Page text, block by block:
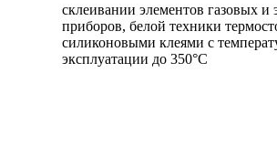
склеивании элементов газовых и
приборов, белой техники
силиконовыми клеями с
эксплуатации до 350°C